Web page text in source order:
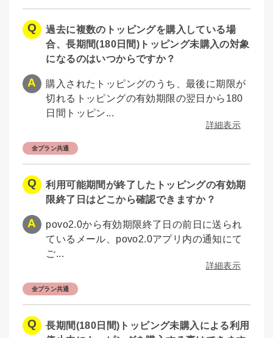
過去に複数のトッピングを購入している場
合、長期間(180日間)トッピング未購入の対象
になるのはいつからですか？
購入されたトッピングのうち、最後に期限が
切れるトッピングの有効期限の翌日から180
日間トッピン...
詳細表示
全プラン共通
利用可能期間が終了したトッピングの有効期
限終了日はどこから確認できますか？
povo2.0から有効期限終了日の前日に送られ
ているメール、povo2.0アプリ内の通知にて
ご...
詳細表示
全プラン共通
長期間(180日間)トッピング未購入による利用